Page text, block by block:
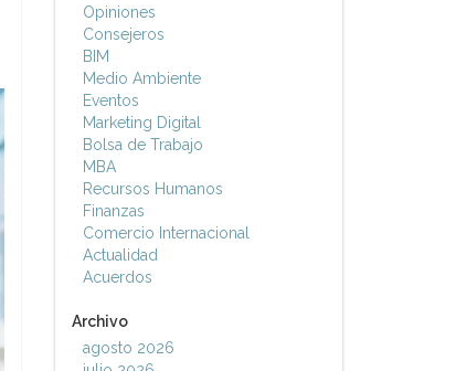
Opiniones
Consejeros
BIM
Medio Ambiente
Eventos
Marketing Digital
Bolsa de Trabajo
MBA
Recursos Humanos
Finanzas
Comercio Internacional
Actualidad
Acuerdos
Archivo
agosto 2026